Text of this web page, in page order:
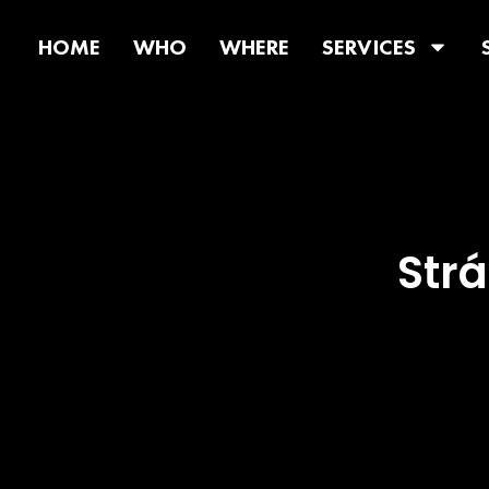
HOME WHO WHERE SERVICES